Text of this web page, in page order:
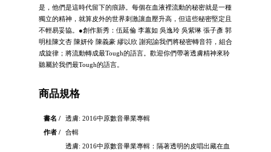
是，他們是這時代留下的痕跡。每個在血液裡流動的秘密就是一種
獨立的精神，就算皮外的世界刺激讓血壓升高，但這些秘密堅定且
不輕易妥協。●創作新秀：伍延倫 李蕙如 吳逸玲 吳紫琳 張子彥 郭
明桂陳文杏 陳妍伶 陳義豪 繆以欣 謝宛諭我們將秘密轉音符，組合
成旋律；將流動轉成最Tough的語言。歡迎你們帶著透膚精神來聆
聽屬於我們最Tough的語言。
商品規格
書名 /
透膚: 2016中原數音畢業專輯
作者 /
合輯
透膚: 2016中原數音畢業專輯：隔著透明的皮唱出藏在血